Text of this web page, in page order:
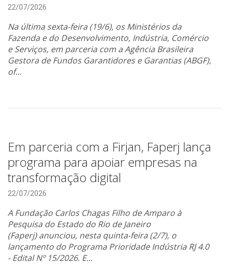
22/07/2026
Na última sexta-feira (19/6), os Ministérios da
Fazenda e do Desenvolvimento, Indústria, Comércio
e Serviços, em parceria com a Agência Brasileira
Gestora de Fundos Garantidores e Garantias (ABGF),
of...
Em parceria com a Firjan, Faperj lança
programa para apoiar empresas na
transformação digital
22/07/2026
A Fundação Carlos Chagas Filho de Amparo à
Pesquisa do Estado do Rio de Janeiro
(Faperj) anunciou, nesta quinta-feira (2/7), o
lançamento do Programa Prioridade Indústria RJ 4.0
- Edital Nº 15/2026. E...